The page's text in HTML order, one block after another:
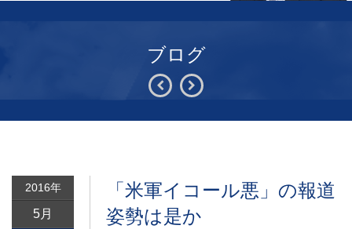
ブログ
2016年
5月
「米軍イコール悪」の報道
姿勢は是か